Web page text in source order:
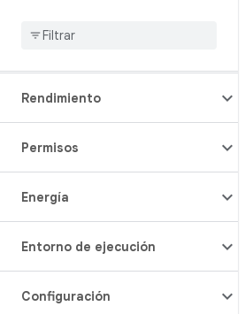
Rendimiento
Permisos
Energía
Entorno de ejecución
Configuración